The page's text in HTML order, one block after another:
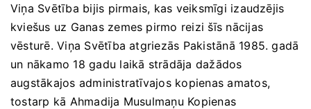
Viņa Svētība bijis pirmais, kas veiksmīgi izaudzējis
kviešus uz Ganas zemes pirmo reizi šīs nācijas
vēsturē. Viņa Svētība atgriezās Pakistānā 1985. gadā
un nākamo 18 gadu laikā strādāja dažādos
augstākajos administratīvajos kopienas amatos,
tostarp kā Ahmadija Musulmaņu Kopienas